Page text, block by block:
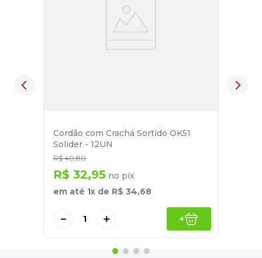
Cordão com Crachá Sortido OK51
Solider - 12UN
R$ 40,80
R$ 32,95 no pix
em até 1x de R$ 34,68
＋
－ +